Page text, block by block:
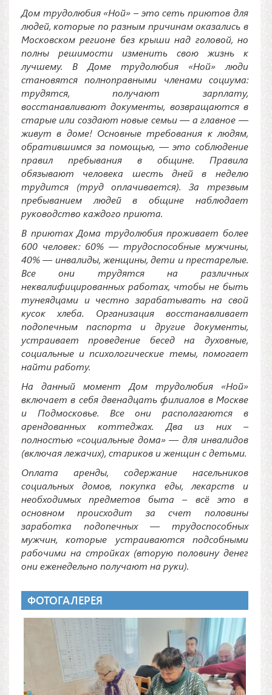
Дом трудолюбия «Ной» – это сеть приютов для
людей, которые по разным причинам оказались в
Московском регионе без крыши над головой, но
полны решимости изменить свою жизнь к
лучшему. В Доме трудолюбия «Ной» люди
становятся полноправными членами социума:
трудятся, получают зарплату,
восстанавливают документы, возвращаются в
старые или создают новые семьи — а главное —
живут в доме! Основные требования к людям,
обратившимся за помощью, — это соблюдение
правил пребывания в общине. Правила
обязывают человека шесть дней в неделю
трудится (труд оплачивается). За трезвым
пребыванием людей в общине наблюдает
руководство каждого приюта.
В приютах Дома трудолюбия проживает более
600 человек: 60% — трудоспособные мужчины,
40% — инвалиды, женщины, дети и престарелые.
Все они трудятся на различных
неквалифицированных работах, чтобы не быть
тунеядцами и честно зарабатывать на свой
кусок хлеба. Организация восстанавливает
подопечным паспорта и другие документы,
устраивает проведение бесед на духовные,
социальные и психологические темы, помогает
найти работу.
На данный момент Дом трудолюбия «Ной»
включает в себя двенадцать филиалов в Москве
и Подмосковье. Все они располагаются в
арендованных коттеджах. Два из них –
полностью «социальные дома» — для инвалидов
(включая лежачих), стариков и женщин с детьми.
Оплата аренды, содержание насельников
социальных домов, покупка еды, лекарств и
необходимых предметов быта – всё это в
основном происходит за счет половины
заработка подопечных — трудоспособных
мужчин, которые устраиваются подсобными
рабочими на стройках (вторую половину денег
они еженедельно получают на руки).
ФОТОГАЛЕРЕЯ